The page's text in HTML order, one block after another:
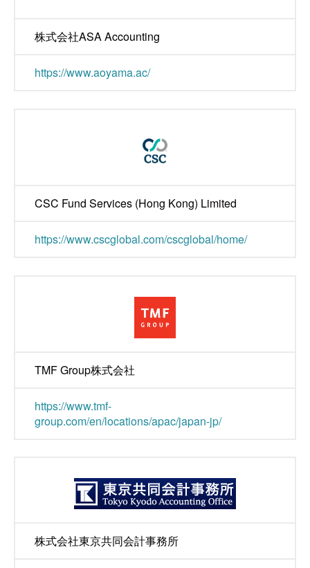
株式会社ASA Accounting
https://www.aoyama.ac/
CSC Fund Services (Hong Kong) Limited
https://www.cscglobal.com/cscglobal/home/
TMF Group株式会社
https://www.tmf-
group.com/en/locations/apac/japan-jp/
株式会社東京共同会計事務所